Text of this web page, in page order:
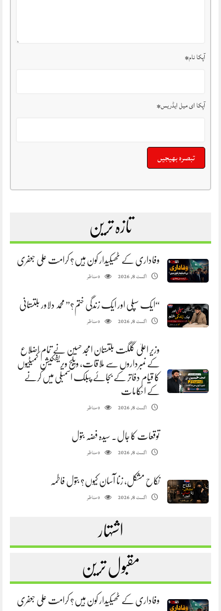
آپکا نام*
آپکا ای میل ایڈریس*
تازہ ترین
وفاداری کے ٹھیکیدار کون ہیں؟ کرامت علی جعفری
اگست 8, 2026 0مناظر
“ایک سپلی اور ایک زندگی ختم؟” محمد دلاور بلتستانی
اگست 8, 2026 0مناظر
وزیر اعلیٰ گلگت بلتستان امجد حسین نے تمام اضلاع
کے نمبرداروں سے ملاقات، ویلج ویریفکیشن کمیٹیوں
کا قیام دفاتر کے بجائے پبلک اسمبلی میں کرنے
کے احکامات
اگست 8, 2026 0مناظر
توقعات کا جال. سیدہ فضہ بتول
اگست 8, 2026 0مناظر
نکاح مشکل، زنا آسان کیوں؟ بتول فاطمہ
اگست 8, 2026 0مناظر
اشتہار
مقبول ترین
وفاداری کے ٹھیکیدار کون ہیں؟ کرامت علی جعفری